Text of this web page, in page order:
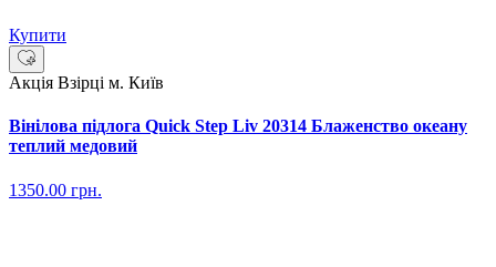
Купити
Акція Взірці м. Київ
Вінілова підлога Quick Step Liv 20314 Блаженство океану
теплий медовий
1350.00 грн.